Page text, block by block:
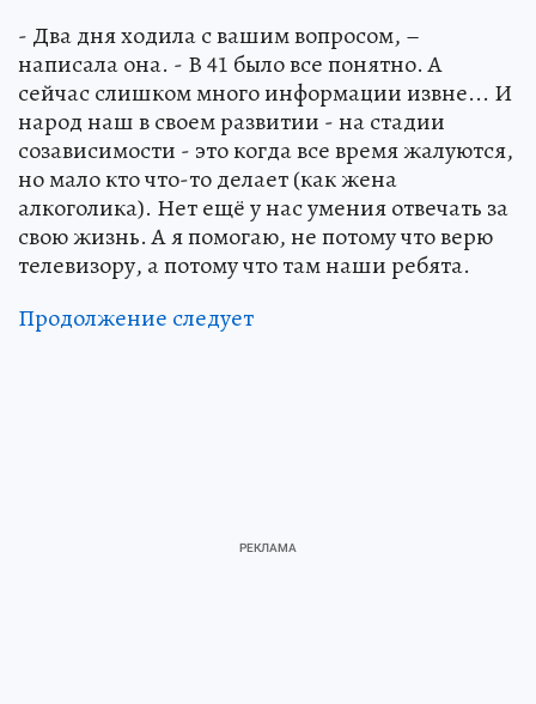
- Два дня ходила с вашим вопросом, –
написала она. - В 41 было все понятно. А
сейчас слишком много информации извне... И
народ наш в своем развитии - на стадии
созависимости - это когда все время жалуются,
но мало кто что-то делает (как жена
алкоголика). Нет ещё у нас умения отвечать за
свою жизнь. А я помогаю, не потому что верю
телевизору, а потому что там наши ребята.
Продолжение следует